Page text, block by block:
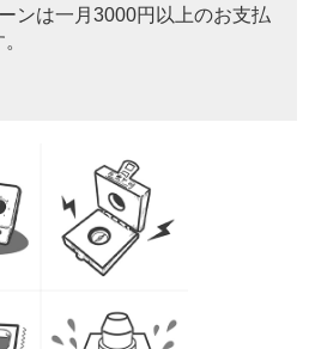
ンは一月3000円以上のお支払